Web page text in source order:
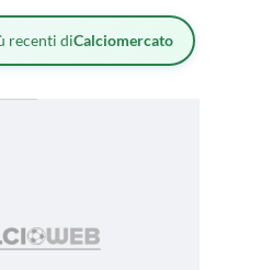
recenti diCalciomercato